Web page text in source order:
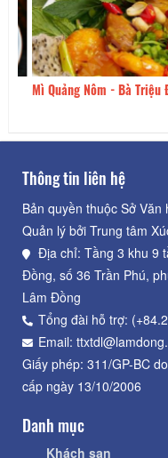
Mì Quảng Nôm - Bà Triệu
Thông tin liên hệ
Bản quyền thuộc Sở
Quản lý bởi Trung tâm
Địa chỉ: Tầng 3 khu 9
Đồng, số 36 Trần Phú,
Lâm Đồng
Tổng đài hỗ trợ:
Email:
Giấy phép: 311/GP-BC
cấp ngày 13/10/2006
Danh mục
Khách sạn